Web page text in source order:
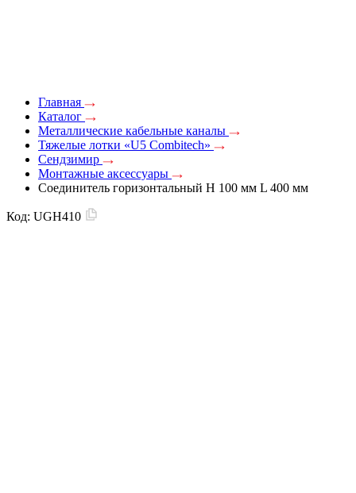
Главная
Каталог
Металлические кабельные каналы
Тяжелые лотки «U5 Combitech»
Сендзимир
Монтажные аксессуары
Соединитель горизонтальный H 100 мм L 400 мм
Код: UGH410